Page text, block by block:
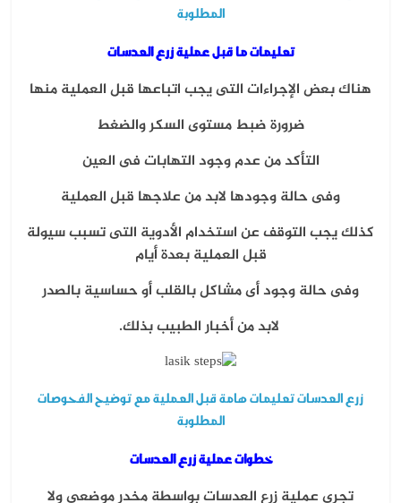
المطلوبة
تعليمات ما قبل عملية زرع العدسات
هناك بعض الإجراءات التى يجب اتباعها قبل العملية منها
ضرورة ضبط مستوى السكر والضغط
التأكد من عدم وجود التهابات فى العين
وفى حالة وجودها لابد من علاجها قبل العملية
كذلك يجب التوقف عن استخدام الأدوية التى تسبب سيولة
قبل العملية بعدة أيام
وفى حالة وجود أى مشاكل بالقلب أو حساسية بالصدر
لابد من أخبار الطبيب بذلك.
زرع العدسات تعليمات هامة قبل العملية مع توضيح الفحوصات
المطلوبة
خطوات عملية زرع العدسات
تجرى عملية زرع العدسات بواسطة مخدر موضعىولا